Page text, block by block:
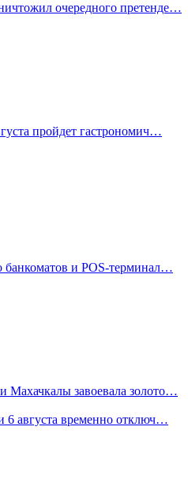
очередного претенде…
пройдет гастрономич…
банкоматов и POS-терминал…
Махачкалы завоевала золото…
6 августа временно отключ…